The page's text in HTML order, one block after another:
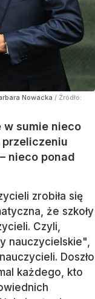
Nowacka / Źródło:
w sumie nieco
nieco ponad
zrobiła się
że szkoły
Czyli,
nauczycielskie",
Doszło
każdego, kto